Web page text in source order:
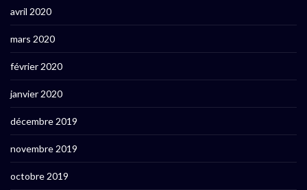
avril 2020
mars 2020
février 2020
janvier 2020
décembre 2019
novembre 2019
octobre 2019